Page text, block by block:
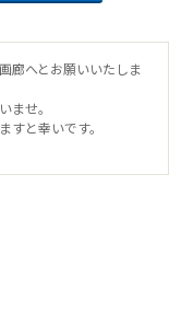
廊へとお願いいたしま
ませ。
と幸いです。